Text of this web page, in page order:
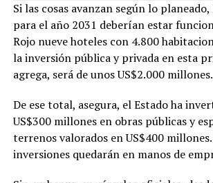
Si las cosas avanzan según lo
para el año 2031 deberían estar
Rojo nueve hoteles con 4.800
la inversión pública y privada en esta
agrega, será de unos US$2.000 millones.
De ese total, asegura, el Estado ha
US$300 millones en obras públicas y
terrenos valorados en US$400
inversiones quedarán en manos de